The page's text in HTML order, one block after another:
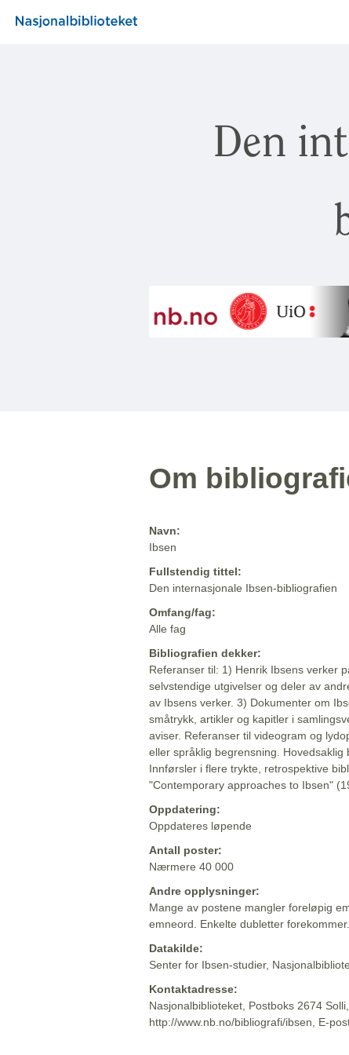
Den
Om
Navn:
Ibsen
Fullstendig tittel:
Den internasjonale Ibsen-bibliografien
Omfang/fag:
Alle fag
Bibliografien dekker:
Referanser til: 1) Henrik Ibsens verker
selvstendige utgivelser og deler av
av Ibsens verker. 3) Dokumenter om
småtrykk, artikler og kapitler i
aviser. Referanser til videogram og
eller språklig begrensning.
Innførsler i flere trykte, retrospektive
"Contemporary approaches to Ibsen"
Oppdatering:
Oppdateres løpende
Antall poster:
Nærmere 40 000
Andre opplysninger:
Mange av postene mangler foreløpig
emneord. Enkelte dubletter forekommer.
Datakilde:
Senter for Ibsen-studier,
Kontaktadresse:
Nasjonalbiblioteket, Postboks 2674
http://www.nb.no/bibliografi/ibsen, E-